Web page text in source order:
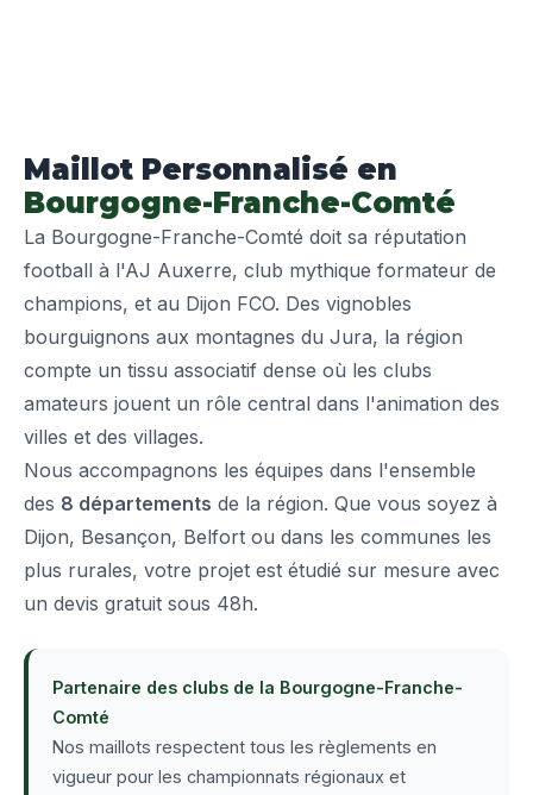
Maillot Personnalisé en
Bourgogne-Franche-Comté
La Bourgogne-Franche-Comté doit sa réputation
football à l'AJ Auxerre, club mythique formateur de
champions, et au Dijon FCO. Des vignobles
bourguignons aux montagnes du Jura, la région
compte un tissu associatif dense où les clubs
amateurs jouent un rôle central dans l'animation des
villes et des villages.
Nous accompagnons les équipes dans l'ensemble
des 8 départements de la région. Que vous soyez à
Dijon, Besançon, Belfort ou dans les communes les
plus rurales, votre projet est étudié sur mesure avec
un devis gratuit sous 48h.
Partenaire des clubs de la Bourgogne-Franche-
Comté
Nos maillots respectent tous les règlements en
vigueur pour les championnats régionaux et